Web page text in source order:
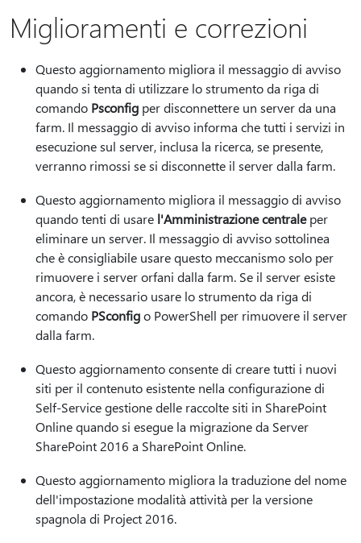
Miglioramenti e correzioni
Questo aggiornamento migliora il messaggio di avviso
quando si tenta di utilizzare lo strumento da riga di
comando Psconfig per disconnettere un server da una
farm. Il messaggio di avviso informa che tutti i servizi in
esecuzione sul server, inclusa la ricerca, se presente,
verranno rimossi se si disconnette il server dalla farm.
Questo aggiornamento migliora il messaggio di avviso
quando tenti di usare l'Amministrazione centraleper
eliminare un server. Il messaggio di avviso sottolinea
che è consigliabile usare questo meccanismo solo per
rimuovere i server orfani dalla farm. Se il server esiste
ancora, è necessario usare lo strumento da riga di
comando PSconfigo PowerShell per rimuovere il server
dalla farm.
Questo aggiornamento consente di creare tutti i nuovi
siti per il contenuto esistente nella configurazione di
Self-Service gestione delle raccolte siti in SharePoint
Online quando si esegue la migrazione da Server
SharePoint 2016 a SharePoint Online.
Questo aggiornamento migliora la traduzione del nome
dell'impostazione modalità attività per la versione
spagnola di Project 2016.